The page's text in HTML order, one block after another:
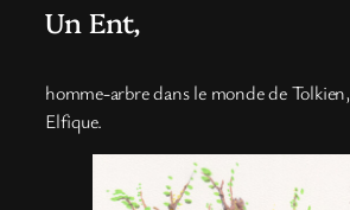
Un Ent,
homme-arbre dans le monde de Tolkien,
Elfique.